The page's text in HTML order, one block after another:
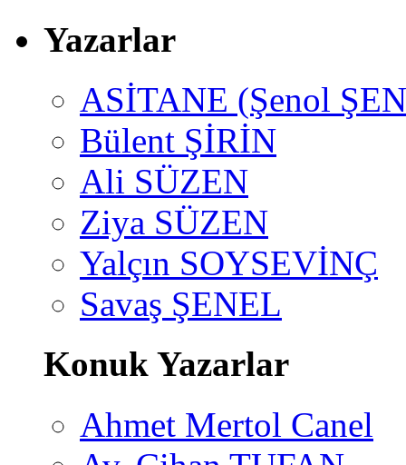
Yazarlar
ASİTANE (Şenol
Bülent ŞİRİN
Ali SÜZEN
Ziya SÜZEN
Yalçın SOYSEVİNÇ
Savaş ŞENEL
Konuk Yazarlar
Ahmet Mertol Canel